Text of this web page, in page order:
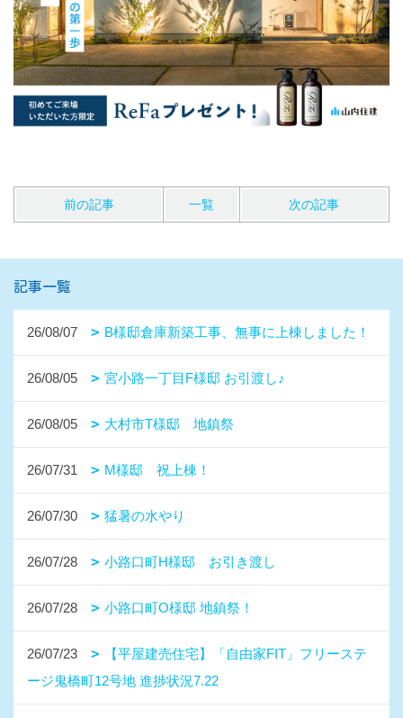
前の記事 一覧 次の記事
記事一覧
26/08/07 B様邸倉庫新築工事、無事に上棟しました！
26/08/05 宮小路一丁目F様邸 お引渡し♪
26/08/05 大村市T様邸 地鎮祭
26/07/31 M様邸 祝上棟！
26/07/30 猛暑の水やり
26/07/28 小路口町H様邸 お引き渡し
26/07/28 小路口町O様邸 地鎮祭！
26/07/23
【平屋建売住宅】「自由家FIT」フリーステ
ージ鬼橋町12号地 進捗状況7.22